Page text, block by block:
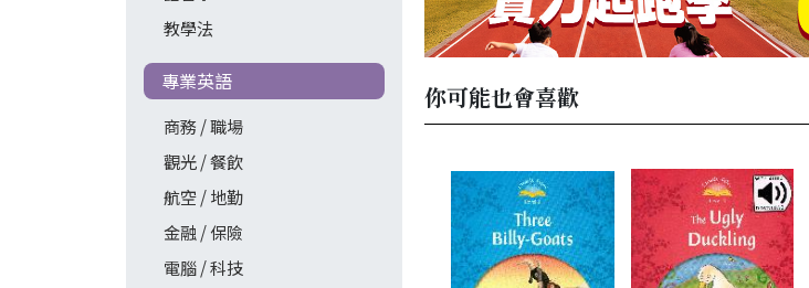
教學法
專業英語
商務 / 職場
觀光 / 餐飲
航空 / 地勤
金融 / 保險
電腦 / 科技
你可能也會喜歡